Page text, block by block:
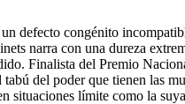
defecto congénito
narra con una dureza
Finalista del Premio
del poder que tienen las
situaciones límite como la